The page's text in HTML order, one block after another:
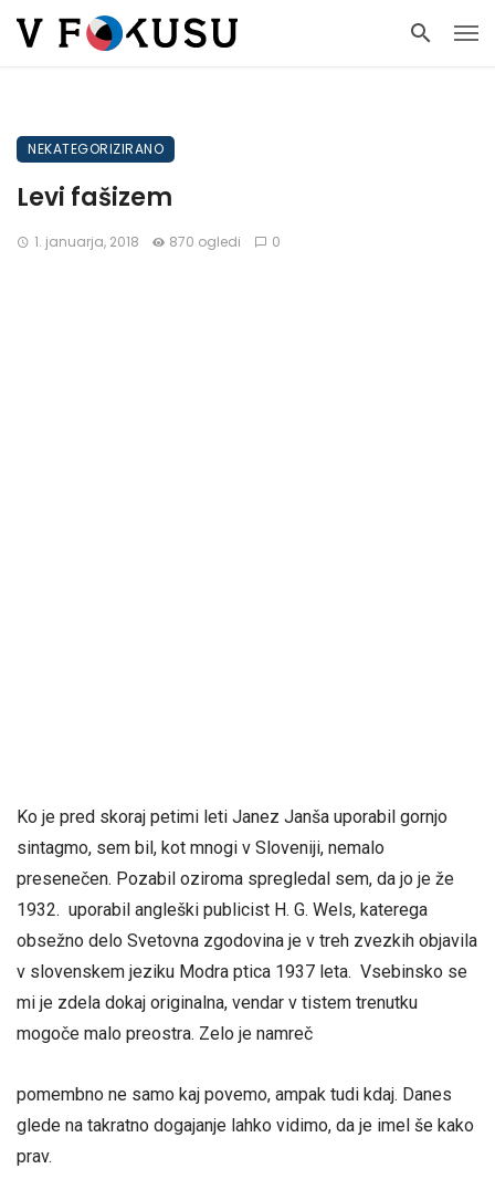
NEKATEGORIZIRANO
Levi fašizem
1. januarja, 2018 870 ogledi 0
Ko je pred skoraj petimi leti Janez Janša uporabil gornjo
sintagmo, sem bil, kot mnogi v Sloveniji, nemalo
presenečen. Pozabil oziroma spregledal sem, da jo je že
1932. uporabil angleški publicist H. G. Wels, katerega
obsežno delo Svetovna zgodovina je v treh zvezkih objavila
v slovenskem jeziku Modra ptica 1937 leta. Vsebinsko se
mi je zdela dokaj originalna, vendar v tistem trenutku
mogoče malo preostra. Zelo je namreč
pomembno ne samo kaj povemo, ampak tudi kdaj. Danes
glede na takratno dogajanje lahko vidimo, da je imel še kako
prav.